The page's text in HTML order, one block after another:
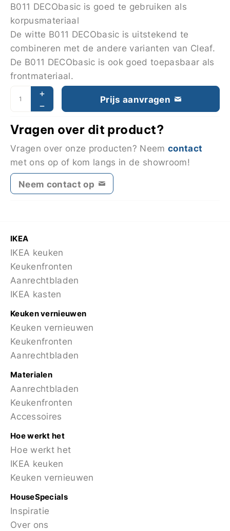
B011 DECObasic is goed te gebruiken als
korpusmateriaal
De witte B011 DECObasic is uitstekend te
combineren met de andere varianten van Cleaf.
De B011 DECObasic is ook goed toepasbaar als
frontmateriaal.
Prijs aanvragen
Vragen over dit product?
Vragen over onze producten? Neem contact
met ons op of kom langs in de showroom!
Neem contact op
IKEA
IKEA keuken
Keukenfronten
Aanrechtbladen
IKEA kasten
Keuken vernieuwen
Keuken vernieuwen
Keukenfronten
Aanrechtbladen
Materialen
Aanrechtbladen
Keukenfronten
Accessoires
Hoe werkt het
Hoe werkt het
IKEA keuken
Keuken vernieuwen
HouseSpecials
Inspiratie
Over ons